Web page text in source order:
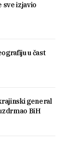
sve izjavio
u čast
general
BiH